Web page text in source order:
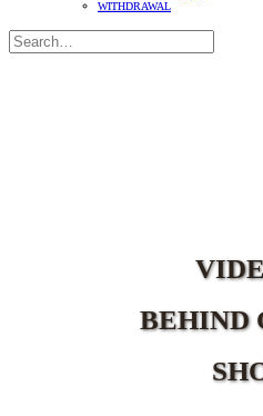
WITHDRAWAL
BEHIND